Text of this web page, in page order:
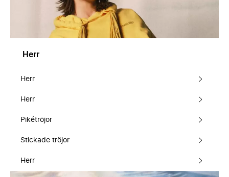
Herr
Herr
Herr
Pikétröjor
Stickade tröjor
Herr